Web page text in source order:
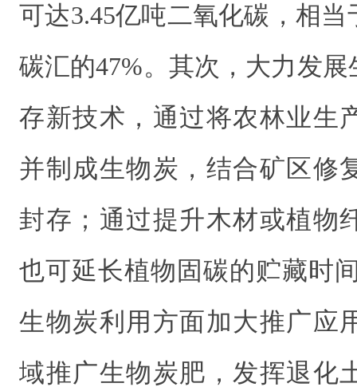
可达3.45亿吨二氧化碳，相
碳汇的47%。其次，大力发
存新技术，通过将农林业生
并制成生物炭，结合矿区修
封存；通过提升木材或植物
也可延长植物固碳的贮藏时
生物炭利用方面加大推广应
域推广生物炭肥，发挥退化